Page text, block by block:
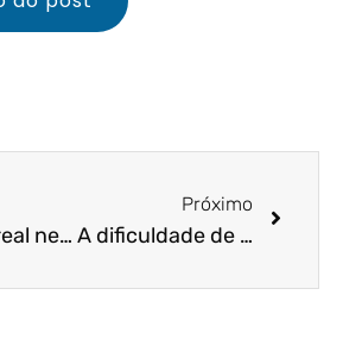
Confira a real necessidade da contabilidade para MEIs!
Próximo
A dificuldade de conseguir crédito na praça está atrapalhando pequenas e médias empresas.